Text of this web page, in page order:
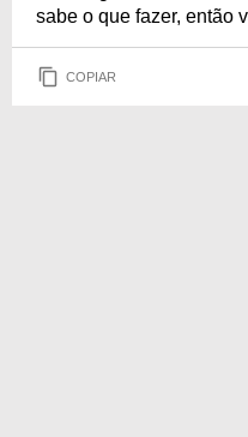
sabe o que fazer, então
COPIAR